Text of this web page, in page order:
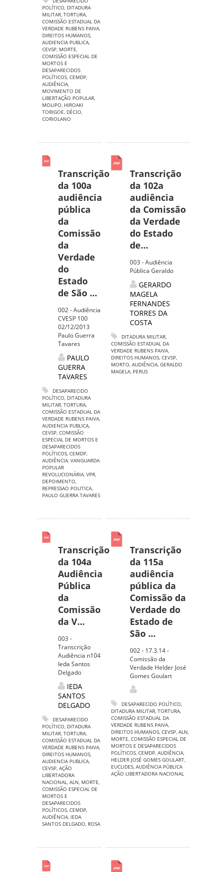
POLÍTICO, DITADURA
MILITAR, TORTURA,
COMISSÃO ESTADUAL DA
VERDADE RUBENS PAIVA,
DIREITOS HUMANOS,
AUDIENCIA PUBLICA,
CEVSP, MORTE,
COMISSÃO ESPECIAL DE
MORTOS E
DESAPARECIDOS
POLÍTICOS, CEMDP,
AUDIÊNCIA,
MOVIMENTO DE
LIBERTAÇÃO POPULAR,
MOLIPO, HIROAKI
TORIGOE, DÉCIO,
CORIOLANO
Transcrição
da 100a
audiência
pública
da
Comissão
da
Verdade
do
Estado
de São ...
002 - Audiência
CVESP 100
02/12/2013
Paulo Guerra
Tavares
PAULO
GUERRA
TAVARES
DESAPARECIDO
POLÍTICO, DITADURA
MILITAR, TORTURA,
COMISSÃO ESTADUAL DA
VERDADE RUBENS PAIVA,
AUDIENCIA PUBLICA,
CEVSP, COMISSÃO
ESPECIAL DE MORTOS E
DESAPARECIDOS
POLÍTICOS, CEMDP,
AUDIÊNCIA, VANGUARDA
POPULAR
REVOLUCIONÁRIA, VPR,
DEPOIMENTO,
REPRESSAO POLITICA,
PAULO GUERRA TAVARES
Transcrição
da 102a
audiência
da Comissão
da Verdade
do Estado
de...
003 - Audiência
Pública Geraldo
GERARDO
MAGELA
FERNANDES
TORRES DA
COSTA
DITADURA MILITAR,
COMISSÃO ESTADUAL DA
VERDADE RUBENS PAIVA,
DIREITOS HUMANOS, CEVSP,
MORTO, AUDIÊNCIA, GERALDO
MAGELA, PERUS
Transcrição
da 104a
Audiência
Pública
da
Comissão
da V...
003 -
Transcrição
Audiência n104
Ieda Santos
Delgado
IEDA
SANTOS
DELGADO
DESAPARECIDO
POLÍTICO, DITADURA
MILITAR, TORTURA,
COMISSÃO ESTADUAL DA
VERDADE RUBENS PAIVA,
DIREITOS HUMANOS,
AUDIENCIA PUBLICA,
CEVSP, AÇÃO
LIBERTADORA
NACIONAL, ALN, MORTE,
COMISSÃO ESPECIAL DE
MORTOS E
DESAPARECIDOS
POLÍTICOS, CEMDP,
AUDIÊNCIA, IEDA
SANTOS DELGADO, ROSA
Transcrição
da 115a
audiência
pública da
Comissão da
Verdade do
Estado de
São ...
002 - 17.3.14 -
Comissão da
Verdade Helder José
Gomes Goulart
DESAPARECIDO POLÍTICO,
DITADURA MILITAR, TORTURA,
COMISSÃO ESTADUAL DA
VERDADE RUBENS PAIVA,
DIREITOS HUMANOS, CEVSP, ALN,
MORTE, COMISSÃO ESPECIAL DE
MORTOS E DESAPARECIDOS
POLÍTICOS, CEMDP, AUDIÊNCIA,
HELDER JOSÉ GOMES GOULART,
EUCLIDES, AUDIÊNCIA PÚBLICA
AÇÃO LIBERTADORA NACIONAL